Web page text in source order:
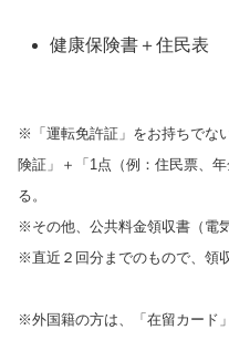
健康保険書＋住民表
※「運転免許証」をお持ちでな
険証」＋「1点（例：住民票、
る。
※その他、公共料金領収書（電
※直近２回分までのもので、領
※外国籍の方は、「在留カード